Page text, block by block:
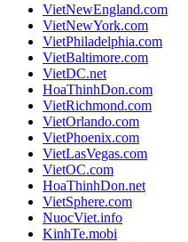
VietNewEngland.com
VietNewYork.com
VietPhiladelphia.com
VietBaltimore.com
VietDC.net
HoaThinhDon.com
VietRichmond.com
VietOrlando.com
VietPhoenix.com
VietLasVegas.com
VietOC.com
HoaThinhDon.net
VietSphere.com
NuocViet.info
KinhTe.mobi